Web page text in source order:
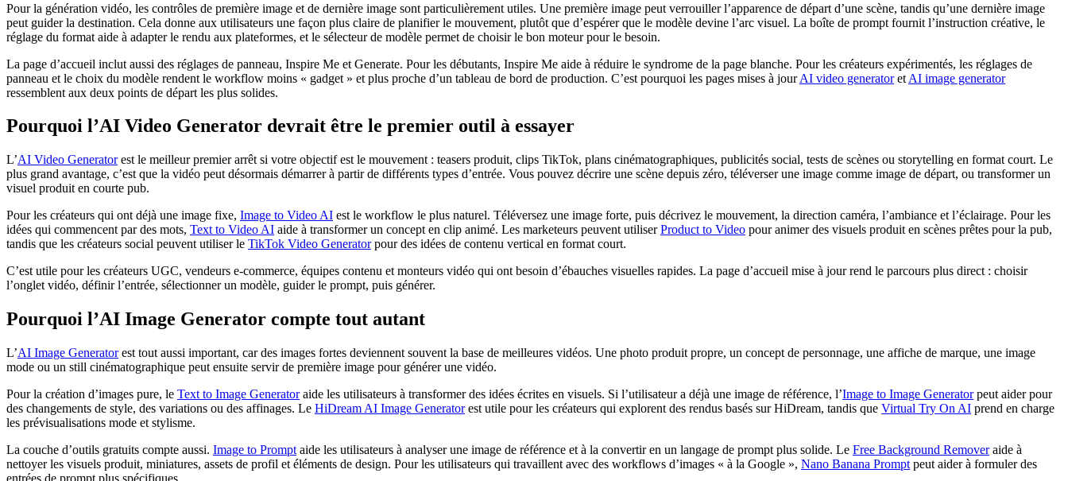
Pour la génération vidéo, les contrôles de première image et de dernière image sont particulièrement utiles. Une première image peut verrouiller l’apparence de départ d’une scène, tandis qu’une dernière image
peut guider la destination. Cela donne aux utilisateurs une façon plus claire de planifier le mouvement, plutôt que d’espérer que le modèle devine l’arc visuel. La boîte de prompt fournit l’instruction créative, le
réglage du format aide à adapter le rendu aux plateformes, et le sélecteur de modèle permet de choisir le bon moteur pour le besoin.
La page d’accueil inclut aussi des réglages de panneau, Inspire Me et Generate. Pour les débutants, Inspire Me aide à réduire le syndrome de la page blanche. Pour les créateurs expérimentés, les réglages de
panneau et le choix du modèle rendent le workflow moins « gadget » et plus proche d’un tableau de bord de production. C’est pourquoi les pages mises à jourAI video generatoret AI image generator
ressemblent aux deux points de départ les plus solides.
Pourquoi l’AI Video Generator devrait être le premier outil à essayer
L’AI Video Generatorest le meilleur premier arrêt si votre objectif est le mouvement : teasers produit, clips TikTok, plans cinématographiques, publicités social, tests de scènes ou storytelling en format court. Le
plus grand avantage, c’est que la vidéo peut désormais démarrer à partir de différents types d’entrée. Vous pouvez décrire une scène depuis zéro, téléverser une image comme image de départ, ou transformer un
visuel produit en courte pub.
Pour les créateurs qui ont déjà une image fixe, Image to Video AI est le workflow le plus naturel. Téléversez une image forte, puis décrivez le mouvement, la direction caméra, l’ambiance et l’éclairage. Pour les
idées qui commencent par des mots, Text to Video AI aide à transformer un concept en clip animé. Les marketeurs peuvent utiliserProduct to Video pour animer des visuels produit en scènes prêtes pour la pub,
tandis que les créateurs social peuvent utiliser le TikTok Video Generatorpour des idées de contenu vertical en format court.
C’est utile pour les créateurs UGC, vendeurs e-commerce, équipes contenu et monteurs vidéo qui ont besoin d’ébauches visuelles rapides. La page d’accueil mise à jour rend le parcours plus direct : choisir
l’onglet vidéo, définir l’entrée, sélectionner un modèle, guider le prompt, puis générer.
Pourquoi l’AI Image Generator compte tout autant
L’AI Image Generatorest tout aussi important, car des images fortes deviennent souvent la base de meilleures vidéos. Une photo produit propre, un concept de personnage, une affiche de marque, une image
mode ou un still cinématographique peut ensuite servir de première image pour générer une vidéo.
Pour la création d’images pure, le Text to Image Generatoraide les utilisateurs à transformer des idées écrites en visuels. Si l’utilisateur a déjà une image de référence, l’Image to Image Generatorpeut aider pour
des changements de style, des variations ou des affinages. Le HiDream AI Image Generatorest utile pour les créateurs qui explorent des rendus basés sur HiDream, tandis que Virtual Try On AI prend en charge
les prévisualisations mode et stylisme.
La couche d’outils gratuits compte aussi. Image to Prompt aide les utilisateurs à analyser une image de référence et à la convertir en un langage de prompt plus solide. Le Free Background Removeraide à
nettoyer les visuels produit, miniatures, assets de profil et éléments de design. Pour les utilisateurs qui travaillent avec des workflows d’images « à la Google », Nano Banana Prompt peut aider à formuler des